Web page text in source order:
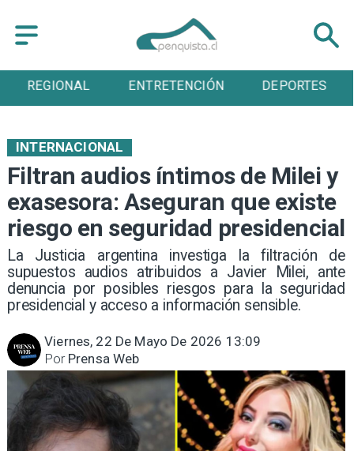
ENTRETENCIÓN DEPORTES CULTURA
Filtran audios íntimos de Milei y
exasesora: Aseguran que existe
riesgo en seguridad presidencial
La Justicia argentina investiga la filtración de
supuestos audios atribuidos a Javier Milei, ante
denuncia por posibles riesgos para la seguridad
presidencial y acceso a información sensible.
INTERNACIONAL
Viernes, 22 De Mayo De 2026 13:09
Prensa Web
Por